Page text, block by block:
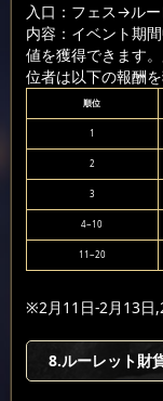
入口：フェス→ルー
内容：イベント期
値を獲得できます
位者は以下の報酬を
順位
1
2
3
4~10
11~20
※2月11日-2月13日
8.ルーレット財